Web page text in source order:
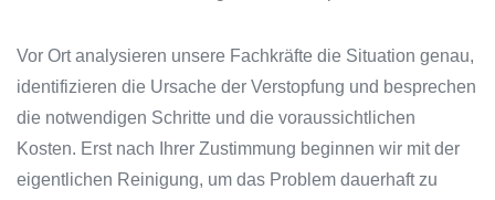
Vor Ort analysieren unsere Fachkräfte die Situation genau,
identifizieren die Ursache der Verstopfung und besprechen
die notwendigen Schritte und die voraussichtlichen
Kosten. Erst nach Ihrer Zustimmung beginnen wir mit der
eigentlichen Reinigung, um das Problem dauerhaft zu